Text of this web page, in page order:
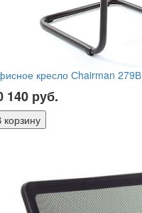
кресло Сhairman 279В
140 руб.